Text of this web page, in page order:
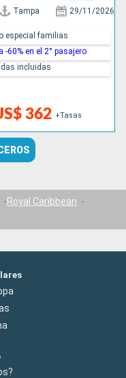
Tampa 29/11/2026
362 +Tasas
especial familias
-60% en el 2° pasajero
incluidas
Royal Caribbean